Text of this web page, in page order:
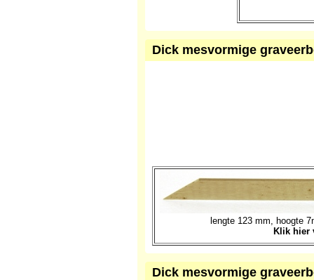
Dick mesvormige
lengte 123 mm, hoogte
Klik hier
Dick mesvormige